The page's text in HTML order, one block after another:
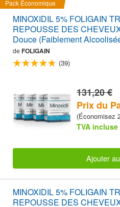
Pack Économique
MINOXIDIL 5% FOLIGAIN
REPOUSSE DES
Douce (Faiblement
d'Approvisionnement
de FOLIGAIN
(39)
131,20 €
Prix du
(Économisez
TVA incluse
Ajouter
MINOXIDIL 5% FOLIGAIN
REPOUSSE DES